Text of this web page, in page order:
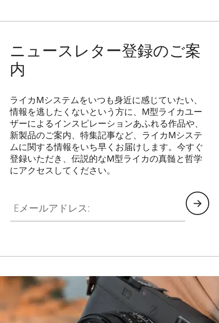
ニュースレター登録のご案
内
ライカMシステムをいつも身近に感じていたい、
情報を逃したくないという方に、M型ライカユー
ザーによるインスピレーションあふれる作品や、
新製品のご案内、特集記事など、ライカMシステ
ムに関する情報をいち早くお届けします。今すぐ
登録いただき、伝説的なM型ライカの真髄と哲学
にアクセスしてください。